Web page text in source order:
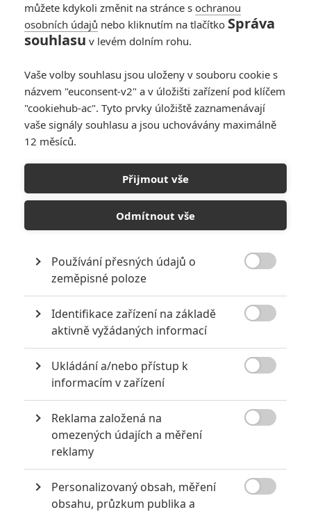
Originální název:The Lord of the Rings: The Return of the King
Český název:Pán prstenů: Návrat krále
Premiéra:
17.12.2003
Česká premiéra: 15.01.2004
Žánr: Akční,Dobrodružný
Země původu: USA,Nový Zéland
Nadchází čas rozhodující bitvy o přežití Středozemě. Putování
jednotlivých členů Společenstva prstenu se dostává do poslední a
rozhodující fáze. Čaroděj Gandalf, elf Legolas a trpaslík Gimli
spěchají s dědicem trůnu Aragornem na pomoc zemi Gondor, která
doprovodu Gluma snaží dostat hluboko do země Mordor, kde musí
v ohních Hory osudu zničit magický Prsten moci. Jedině tak bude
síla mocného pána temnot Saurona zlomena. Podaří se jim naplnit
poslání Společenstva a zachránit Středozem? A za jakou cenu?
The Lord of the Rings: The Return of the King
Pán prstenů: Návrat krále
David Wenham
Herec
Cate Blanchett
Herec
Viggo Mortensen
můžete kdykoli změnit na stránce s ochranou
osobních údajů nebo kliknutím na tlačítko Správa
souhlasu v levém dolním rohu.
Vaše volby souhlasu jsou uloženy v souboru cookie s
názvem "euconsent-v2" a v úložišti zařízení pod klíčem
"cookiehub-ac". Tyto prvky úložiště zaznamenávají
vaše signály souhlasu a jsou uchovávány maximálně
12 měsíců.
Přijmout vše
Odmítnout vše
Používání přesných údajů o
zeměpisné poloze
Identifikace zařízení na základě
aktivně vyžádaných informací
Ukládání a/nebo přístup k
informacím v zařízení
Reklama založená na
omezených údajích a měření
reklamy
Personalizovaný obsah, měření
obsahu, průzkum publika a